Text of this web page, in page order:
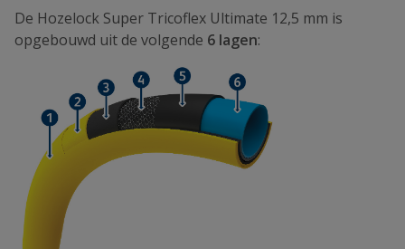
De Hozelock Super Tricoflex Ultimate 12,5 mm is
opgebouwd uit de volgende 6 lagen: